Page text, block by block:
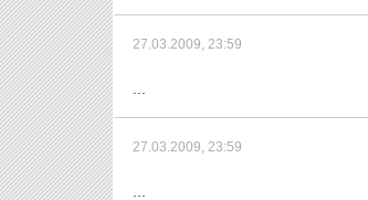
27.03.2009, 23:59
27.03.2009, 23:59